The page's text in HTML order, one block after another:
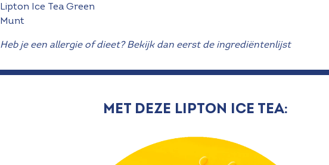
Lipton Ice Tea Green
Munt
Heb je een allergie of dieet? Bekijk dan eerst de ingrediëntenlijst
Met deze Lipton Ice Tea: